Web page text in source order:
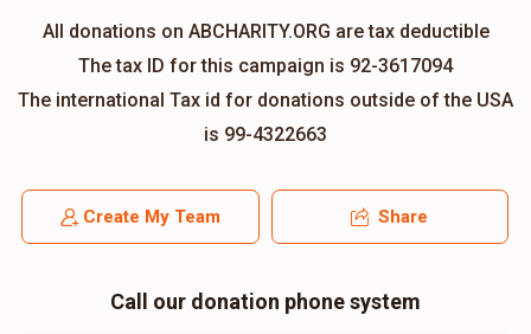
All donations on ABCHARITY.ORG are tax deductible
The tax ID for this campaign is 92-3617094
The international Tax id for donations outside of the USA
is 99-4322663
Create My Team Share
Call our donation phone system